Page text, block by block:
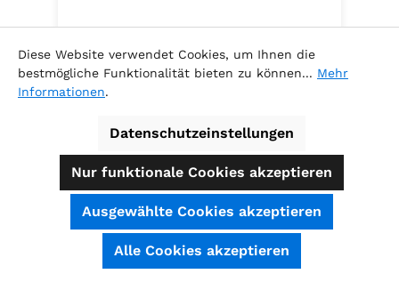
SPAGHETTINI 500G
.
Kilogramm )
Verkaufspreis:
Regulärer Preis:
Diese Website verwendet Cookies, um Ihnen die
bestmögliche Funktionalität bieten zu können... Mehr
Informationen.
Datenschutzeinstellungen
Nur funktionale Cookies akzeptieren
Ausgewählte Cookies akzeptieren
Alle Cookies akzeptieren
SEHR GUT (4.74 / 5)
Bewertungen bei: shopauskunft.de, ausgezeichnet.org, shopvote.de ⓘ
Informationen zur Echtheit der Bewertungen